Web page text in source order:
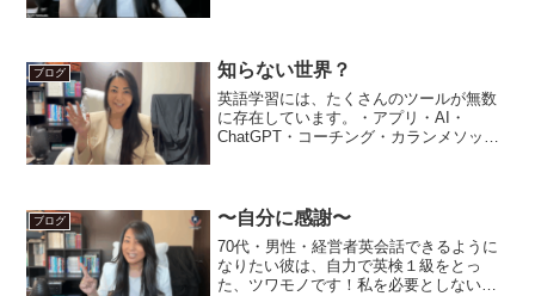
す。もちろん、コ...
ブログ 知らない世界？
英語学習には、たくさんのツールが無数
に存在しています。・アプリ・AI・
ChatGPT・コーチング・カランメソッ
スで見ました。細木数子...
ブログ 〜自分に感謝〜
70代・男性・経営者英会話できるように
なりたい彼は、自力で英検１級をとっ
た、ツワモノです！私を必要としないん